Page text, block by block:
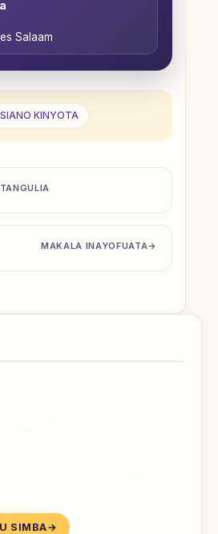
Salaam
KINYOTA
MAKALA INAYOFUATA
SIMBA